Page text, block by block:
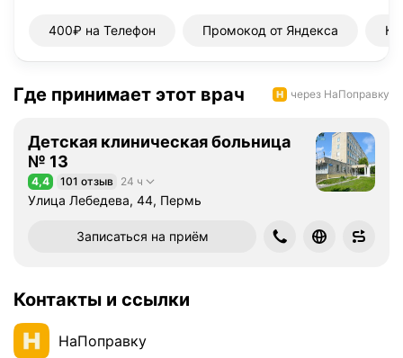
400₽ на Телефон Промокод от Яндекса
Где принимает этот врач через НаПоправку
Детская клиническая больница
№ 13
Рейтинг 4,4 из 5
4,4 101 отзыв 24 ч
Улица Лебедева, 44, Пермь
Записаться на приём
Контакты и ссылки
НаПоправку